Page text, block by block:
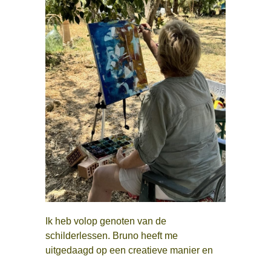
Ik heb volop genoten van de
schilderlessen. Bruno heeft me
uitgedaagd op een creatieve manier en